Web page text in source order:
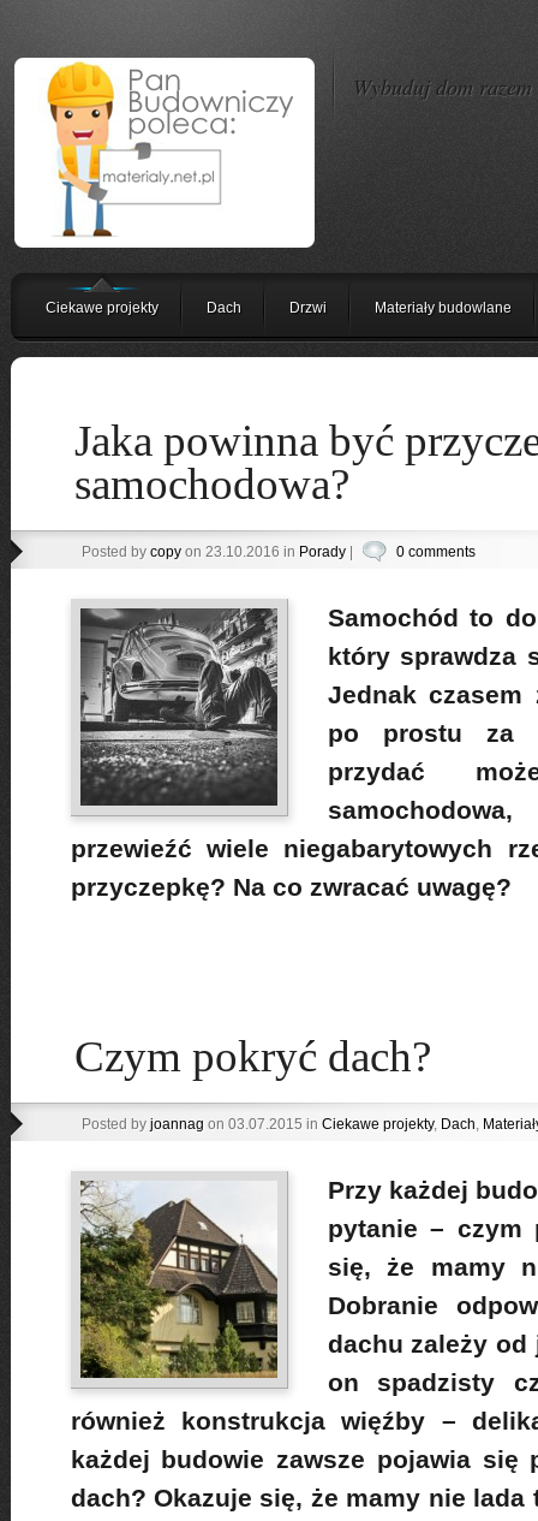
Wybuduj dom
Ciekawe projekty Dach Drzwi Materiały budowlane
Jaka powinna być
samochodowa?
Posted by copyon 23.10.2016 in Porady| 0 comments
Samochód to
który sprawdza
Jednak
po prostu za
przydać
przewieźć wiele niegabarytowych
przyczepkę? Na co zwracać uwagę?
Czym pokryć dach?
Posted by joannag on 03.07.2015 in Ciekawe projekty, Dach,
Przy każdej
pytanie – czym
się, że mamy
Dobranie
dachu zależy od
on spadzisty
również konstrukcja więźby –
każdej budowie zawsze pojawia się
dach? Okazuje się, że mamy nie